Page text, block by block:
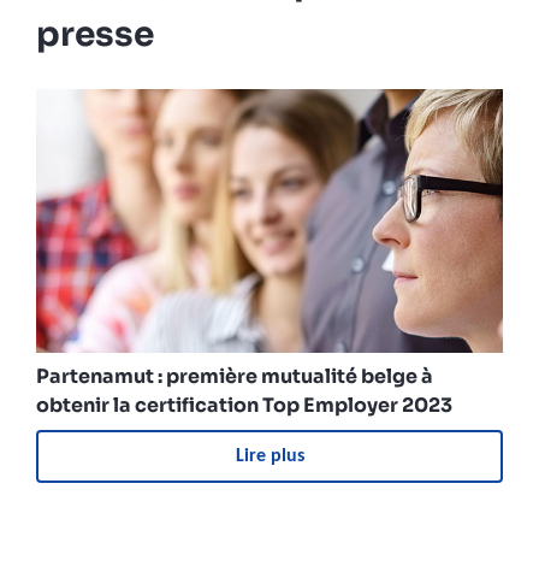
presse
Partenamut : première mutualité belge à
obtenir la certification Top Employer 2023
Lire plus